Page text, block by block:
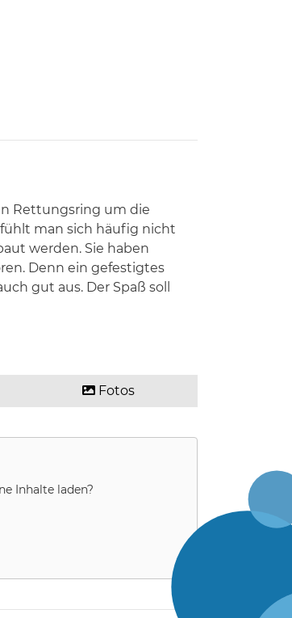
Rettungsring um die
man sich häufig nicht
werden. Sie haben
Denn ein gefestigtes
gut aus. Der Spaß soll
Fotos
Inhalte laden?